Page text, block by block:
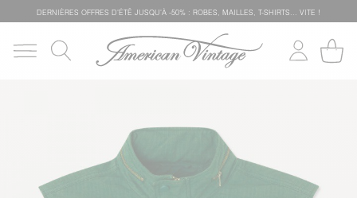
DERNIÈRES OFFRES D'ÉTÊ JUSQU'À -50% : ROBES, MAILLES, T-SHIRTS... VITE !